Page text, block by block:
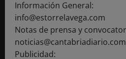
Información General:
info@estorrelavega.com
Notas de prensa y
noticias@cantabriadiario.com
Publicidad: